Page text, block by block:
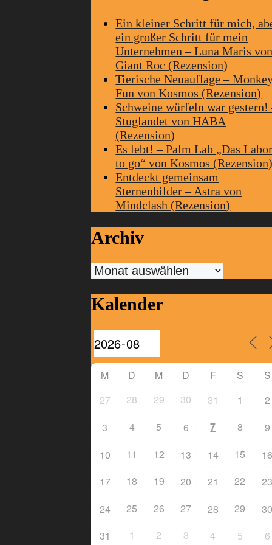
Ein kleiner Schritt für mich,
ein großer Schritt für mein
Unternehmen – Luna Maris von
Giant Roc (Rezension)
Tierische Neuauflage –
Fun von Kosmos (Rezension)
Schweine würfeln war gestern!
Stuglandet von HABA
(Rezension)
Es lebt! – Palm Lab „Das Labor
to go“ von Kosmos (Rezension)
Entdeckt gemeinsam
Sternenbilder – Astra von
Mindclash (Rezension)
Archiv
Archiv
Kalender
M D M D F S
S
27
28 29 30 31 1
2
3
4 5 6 7 8
9
10
11 12 13 14 15
16
17
18 19 20 21 22
23
24
25 26 27 28 29
30
31
1 2 3 4 5 6